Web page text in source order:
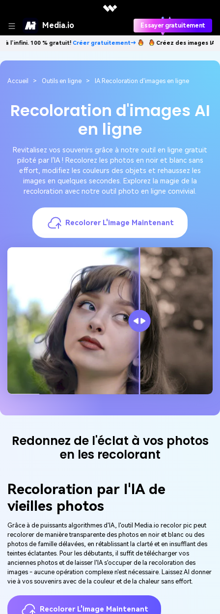
Media.io Essayer gratuitement
100 % gratuit!Créer gratuitement→ Créez des images IA à l’infini.
Accueil > Outils en ligne > IA Recoloration d'images en ligne
Recoloration d'images AI
en ligne
Revitalisez vos souvenirs grâce à notre outil en ligne gratuit
piloté par l'IA ! Recolorez les photos en noir et blanc sans
effort, modifiez les couleurs des objets et rehaussez les
images en quelques secondes. Explorez la magie de la
recoloration avec notre outil photo en ligne convivial.
Recolorer L'image Maintenant
Redonnez de l'éclat à vos photos
en les recolorant
Recoloration par l'IA de
vieilles photos
Grâce à de puissants algorithmes d'IA, l'outil Media.io recolor pic peut
recolorer de manière transparente des photos en noir et blanc ou des
photos de famille délavées, en rétablissant la clarté et en insufflant des
teintes éclatantes. Pour les débutants, il suffit de télécharger vos
anciennes photos et de laisser l'IA s'occuper de la recoloration des
images - aucune opération complexe n'est nécessaire. Laissez AI donner
vie à vos souvenirs avec de la couleur et de la chaleur sans effort.
Recolorer L'image Maintenant